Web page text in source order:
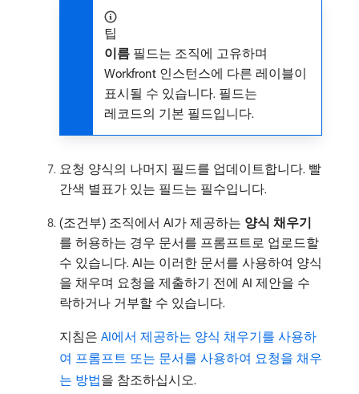
팁
이름 필드는 조직에 고유하며
Workfront 인스턴스에 다른 레이블이
표시될 수 있습니다. 필드는
레코드의 기본 필드입니다.
요청 양식의 나머지 필드를 업데이트합니다. 빨
간색 별표가 있는 필드는 필수입니다.
(조건부) 조직에서 AI가 제공하는 양식 채우기
를 허용하는 경우 문서를 프롬프트로 업로드할
수 있습니다. AI는 이러한 문서를 사용하여 양식
을 채우며 요청을 제출하기 전에 AI 제안을 수
락하거나 거부할 수 있습니다.
지침은 AI에서 제공하는 양식 채우기를 사용하
여 프롬프트 또는 문서를 사용하여 요청을 채우
는 방법을 참조하십시오.